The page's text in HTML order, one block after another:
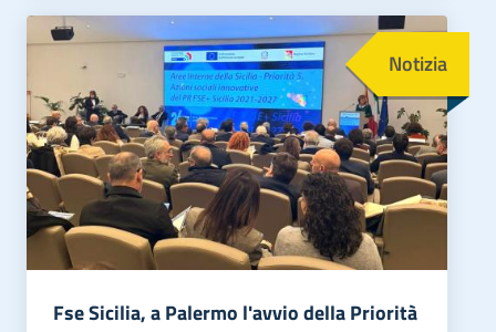
Immagine
Notizia
Fse Sicilia, a Palermo l'avvio della Priorità